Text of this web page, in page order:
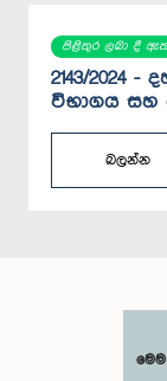
පිළිතුර ලබා දී
2143/2024
විභාගය සහ
බලන්න